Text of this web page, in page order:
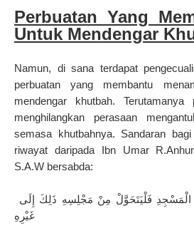
Perbuatan Yang
Untuk Mendengar
Namun, di sana terdapat
perbuatan yang membantu
mendengar khutbah.
menghilangkan perasaan
semasa khutbahnya. Sandaran
riwayat daripada Ibn Umar
S.A.W bersabda:
غَيْرِهِ